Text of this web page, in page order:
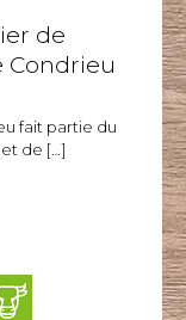
de
Condrieu
fait partie du
de […]